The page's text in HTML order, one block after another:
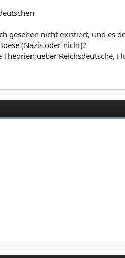
gesehen nicht existiert, und es
(Nazis oder nicht)?
ueber Reichsdeutsche,